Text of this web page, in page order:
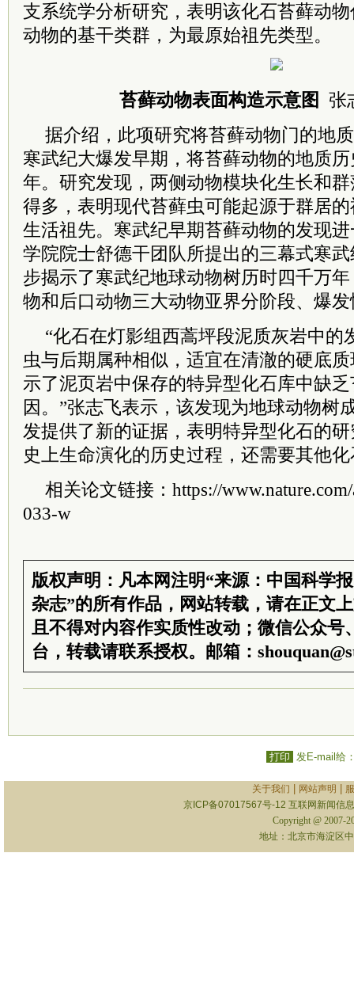
支系统学分析研究，表明该化石苔藓动
动物的基干类群，为最原始祖先类型。
苔藓动物表面构造示意图 张
据介绍，此项研究将苔藓动物门的地
寒武纪大爆发早期，将苔藓动物的地质
年。研究发现，两侧动物模块化生长和
得多，表明现代苔藓虫可能起源于群居
生活祖先。寒武纪早期苔藓动物的发现
学院院士舒德干团队所提出的三幕式寒
步揭示了寒武纪地球动物树历时四千万
物和后口动物三大动物亚界分阶段、爆
“化石在灯影组西蒿坪段泥质灰岩中的
虫与后期属种相似，适宜在清澈的硬底
示了泥页岩中保存的特异型化石库中缺
因。”张志飞表示，该发现为地球动物树
发提供了新的证据，表明特异型化石的
史上生命演化的历史过程，还需要其他
相关论文链接：https://
033-w
版权声明：凡本网注明“来源：中国科学
杂志”的所有作品，网站转载，请在正文
且不得对内容作实质性改动；微信公众号
台，转载请联系授权。邮箱：
打印 发E-mail给
关于我们 网站声明
京ICP备07017567号-12 互联网新闻信
Copyright @ 2007-
地址：北京市海淀区